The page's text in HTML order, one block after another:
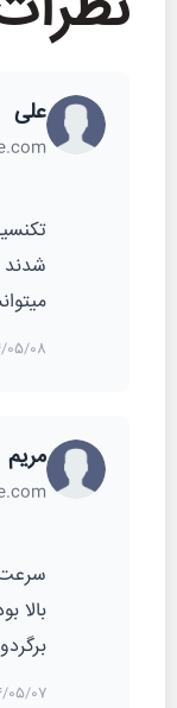
علی
شدند
05/08
مریم
سرعت
بالا
05/07